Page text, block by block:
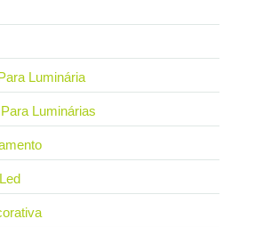
Luminária
Luminárias